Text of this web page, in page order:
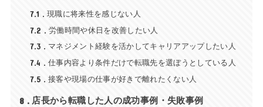
7.1 現職に将来性を感じない人
7.2 労働時間や休日を改善したい人
7.3 マネジメント経験を活かしてキャリアアップしたい人
7.4 仕事内容より条件だけで転職先を選ぼうとしている人
7.5 接客や現場の仕事が好きで離れたくない人
8 店長から転職した人の成功事例・失敗事例